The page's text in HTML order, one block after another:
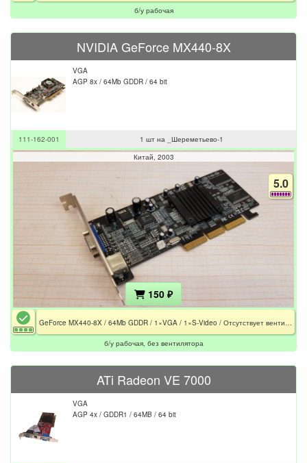
б/у рабочая
NVIDIA GeForce MX440-8X
VGA
AGP 8x / 64Mb GDDR / 64 bit
111-162-001
1 шт на _Шереметьево-1
Китай 2003
5.0
150 ₽
GeForce MX440-8X / 64Mb GDDR / 1×VGA / 1×S-Video / Отсутствует вентилятор
б/у рабочая, без вентилятора
ATi Radeon VE 7000
VGA
AGP 4x / GDDR1 / 64MB / 64 bit